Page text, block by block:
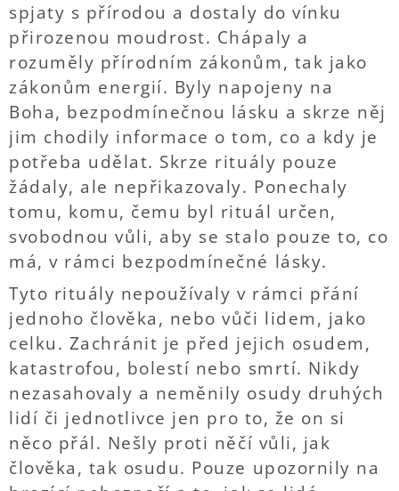
spjaty s přírodou a dostaly do vínku
přirozenou moudrost. Chápaly a
rozuměly přírodním zákonům, tak jako
zákonům energií. Byly napojeny na
Boha, bezpodmínečnou lásku a skrze něj
jim chodily informace o tom, co a kdy je
potřeba udělat. Skrze rituály pouze
žádaly, ale nepřikazovaly. Ponechaly
tomu, komu, čemu byl rituál určen,
svobodnou vůli, aby se stalo pouze to, co
má, v rámci bezpodmínečné lásky.
Tyto rituály nepoužívaly v rámci přání
jednoho člověka, nebo vůči lidem, jako
celku. Zachránit je před jejich osudem,
katastrofou, bolestí nebo smrtí. Nikdy
nezasahovaly a neměnily osudy druhých
lidí či jednotlivce jen pro to, že on si
něco přál. Nešly proti něčí vůli, jak
člověka, tak osudu. Pouze upozornily na